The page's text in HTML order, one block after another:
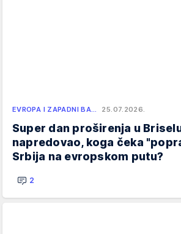
EVROPA I ZAPADNI BA… 25.07.2026.
Super dan proširenja u
napredovao, koga čeka
Srbija na evropskom putu?
2